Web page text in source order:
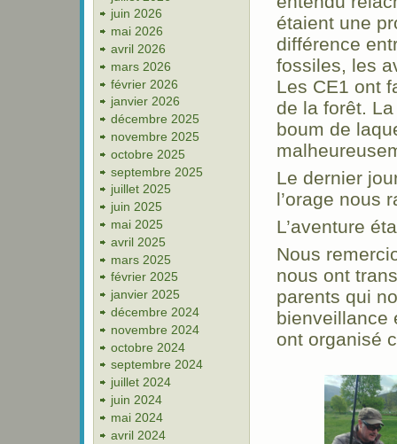
juin 2026
mai 2026
avril 2026
mars 2026
février 2026
janvier 2026
décembre 2025
novembre 2025
octobre 2025
septembre 2025
juillet 2025
juin 2025
mai 2025
avril 2025
mars 2025
février 2025
janvier 2025
décembre 2024
novembre 2024
octobre 2024
septembre 2024
juillet 2024
juin 2024
mai 2024
avril 2024
étaient une
différence
fossiles, les
Les CE1 ont
de la forêt.
boum de
Le dernier
l’orage nous
L’aventure
Nous
nous ont
parents qui
bienveillance
ont organisé